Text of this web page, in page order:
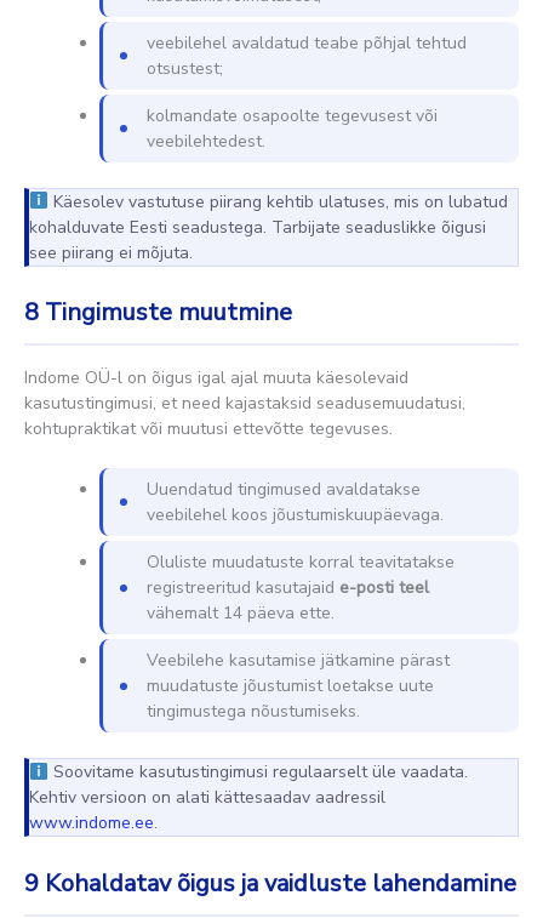
veebilehel avaldatud teabe põhjal tehtud
otsustest;
kolmandate osapoolte tegevusest või
veebilehtedest.
Käesolev vastutuse piirang kehtib ulatuses, mis on lubatud
kohalduvate Eesti seadustega. Tarbijate seaduslikke õigusi
see piirang ei mõjuta.
8 Tingimuste muutmine
Indome OÜ-l on õigus igal ajal muuta käesolevaid
kasutustingimusi, et need kajastaksid seadusemuudatusi,
kohtupraktikat või muutusi ettevõtte tegevuses.
Uuendatud tingimused avaldatakse
veebilehel koos jõustumiskuupäevaga.
Oluliste muudatuste korral teavitatakse
registreeritud kasutajaid e-posti teel
vähemalt 14 päeva ette.
Veebilehe kasutamise jätkamine pärast
muudatuste jõustumist loetakse uute
tingimustega nõustumiseks.
Soovitame kasutustingimusi regulaarselt üle vaadata.
Kehtiv versioon on alati kättesaadav aadressil
www.indome.ee.
9 Kohaldatav õigus ja vaidluste lahendamine